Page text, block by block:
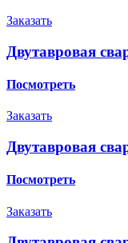
Заказать
Двутавровая
Посмотреть
Заказать
Двутавровая
Посмотреть
Заказать